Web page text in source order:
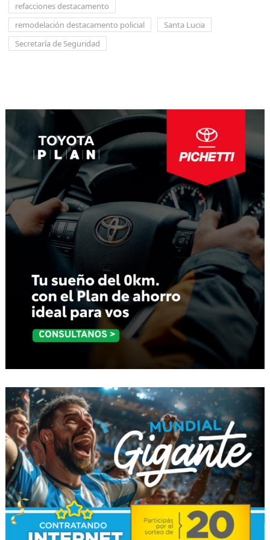
refacciones destacamento
remodelación destacamento policial
Santa Lucia
Secretaría de Seguridad
entradas